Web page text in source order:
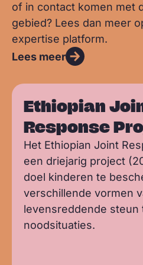
of in contact komen met
gebied? Lees dan meer
expertise platform.
Lees meer
Ethiopian
Response
Het Ethiopian Joint
een driejarig project
doel kinderen te
verschillende vormen
levensreddende steun
noodsituaties.